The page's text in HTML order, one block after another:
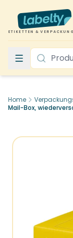
ETIKETTEN &
Home
Mail-Box,